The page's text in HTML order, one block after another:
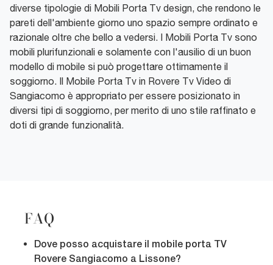
diverse tipologie di Mobili Porta Tv design, che rendono le
pareti dell'ambiente giorno uno spazio sempre ordinato e
razionale oltre che bello a vedersi. I Mobili Porta Tv sono
mobili plurifunzionali e solamente con l'ausilio di un buon
modello di mobile si può progettare ottimamente il
soggiorno. Il Mobile Porta Tv in Rovere Tv Video di
Sangiacomo è appropriato per essere posizionato in
diversi tipi di soggiorno, per merito di uno stile raffinato e
doti di grande funzionalità.
FAQ
Dove posso acquistare il mobile porta TV
Rovere Sangiacomo a Lissone?